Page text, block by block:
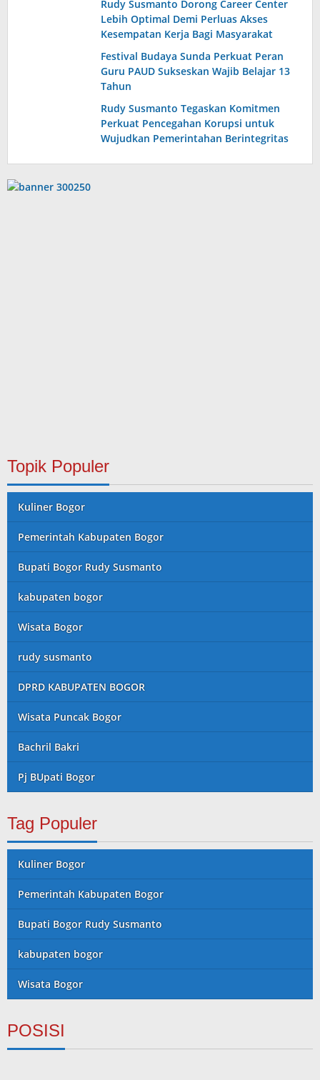
Rudy Susmanto Dorong Career Center
Lebih Optimal Demi Perluas Akses
Kesempatan Kerja Bagi Masyarakat
Festival Budaya Sunda Perkuat Peran
Guru PAUD Sukseskan Wajib Belajar 13
Tahun
Rudy Susmanto Tegaskan Komitmen
Perkuat Pencegahan Korupsi untuk
Wujudkan Pemerintahan Berintegritas
Topik Populer
Kuliner Bogor
Pemerintah Kabupaten Bogor
Bupati Bogor Rudy Susmanto
kabupaten bogor
Wisata Bogor
rudy susmanto
DPRD KABUPATEN BOGOR
Wisata Puncak Bogor
Bachril Bakri
Pj BUpati Bogor
Tag Populer
Kuliner Bogor
Pemerintah Kabupaten Bogor
Bupati Bogor Rudy Susmanto
kabupaten bogor
Wisata Bogor
POSISI